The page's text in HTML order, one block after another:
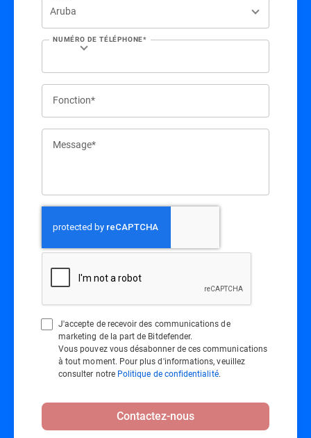
NUMÉRO DE TÉLÉPHONE*
Fonction*
Message*
J'accepte de recevoir des communications de
marketing de la part de Bitdefender.
Vous pouvez vous désabonner de ces communications
à tout moment. Pour plus d'informations, veuillez
consulter notre Politique de confidentialité.
Contactez-nous